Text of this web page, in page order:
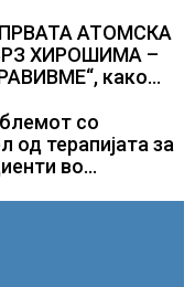
АТОМСКА
ХИРОШИМА –
како
доживуваа овој
текот на
со
од терапијата за
во